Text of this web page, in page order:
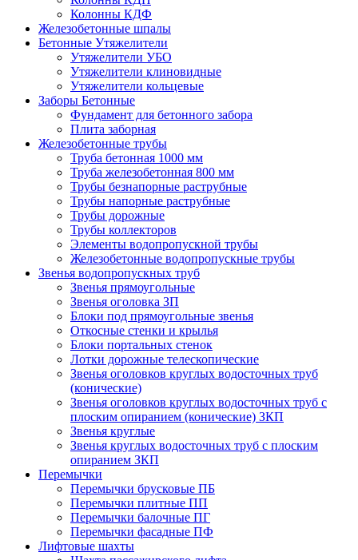
Колонны КДФ
Железобетонные шпалы
Бетонные Утяжелители
Утяжелители УБО
Утяжелители клиновидные
Утяжелители кольцевые
Заборы Бетонные
Фундамент для бетонного забора
Плита заборная
Железобетонные трубы
Труба бетонная 1000 мм
Труба железобетонная 800 мм
Трубы безнапорные раструбные
Трубы напорные раструбные
Трубы дорожные
Трубы коллекторов
Элементы водопропускной трубы
Железобетонные водопропускные трубы
Звенья водопропускных труб
Звенья прямоугольные
Звенья оголовка ЗП
Блоки под прямоугольные звенья
Откосные стенки и крылья
Блоки портальных стенок
Лотки дорожные телескопические
Звенья оголовков круглых водосточных труб
(конические)
Звенья оголовков круглых водосточных труб с
плоским опиранием (конические) ЗКП
Звенья круглые
Звенья круглых водосточных труб с плоским
опиранием ЗКП
Перемычки
Перемычки брусковые ПБ
Перемычки плитные ПП
Перемычки балочные ПГ
Перемычки фасадные ПФ
Лифтовые шахты